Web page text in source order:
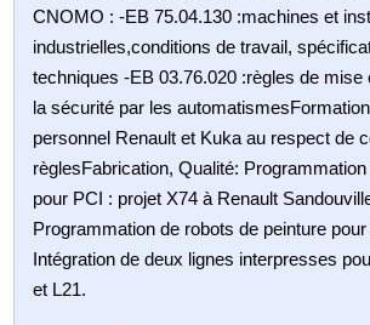
CNOMO : -EB 75.04.130 :machines et
industrielles,conditions de travail,
techniques -EB 03.76.020 :règles de mise
la sécurité par les
personnel Renault et Kuka au respect de
règlesFabrication, Qualité:
pour PCI : projet X74 à Renault
Programmation de robots de peinture pour
Intégration de deux lignes interpresses
et L21.